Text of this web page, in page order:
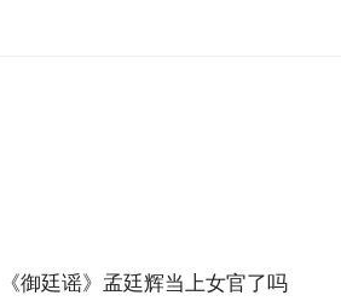
《御廷谣》孟廷辉当上女官了吗